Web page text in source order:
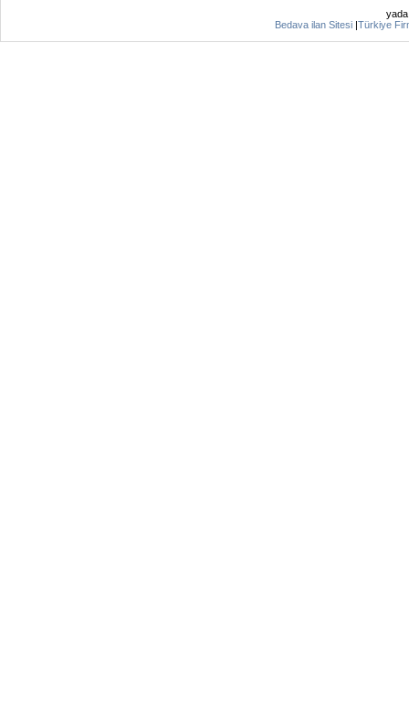
Bedava ilan Sitesi |Türkiye